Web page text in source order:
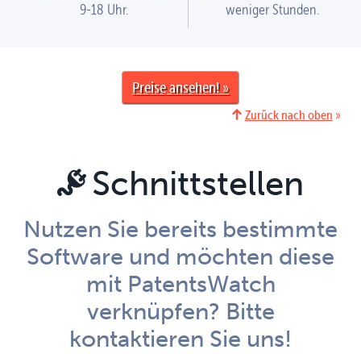
9-18 Uhr.
weniger Stunden.
Preise ansehen
Zurück nach oben
Schnittstellen
Nutzen Sie bereits bestimmte
Software und möchten diese
mit PatentsWatch
verknüpfen? Bitte
kontaktieren Sie uns!